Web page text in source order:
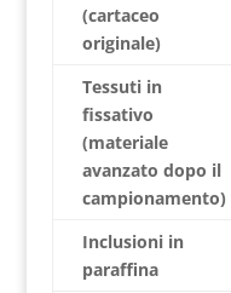
(cartaceo
originale)
Tessuti in
fissativo
(materiale
avanzato dopo il
campionamento)
Inclusioni in
paraffina